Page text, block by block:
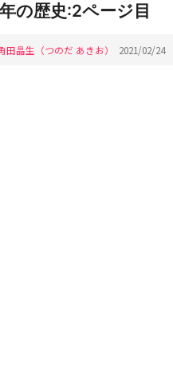
の歴史:2ページ目
田晶生（つのだ あきお） 2021/02/24